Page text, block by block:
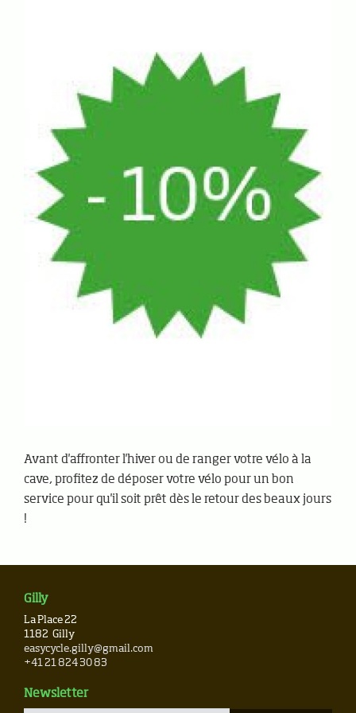
Avant d'affronter l'hiver ou de ranger votre vélo à la
cave, profitez de déposer votre vélo pour un bon
service pour qu'il soit prêt dès le retour des beaux jours
!
Gilly
La Place 22
1182 Gilly
easycycle.gilly@gmail.com
+41 21 824 30 83
Newsletter